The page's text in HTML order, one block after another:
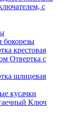
с
бокорезы
крестовая
Отвертка с
шлицевая
кусачки
Ключ